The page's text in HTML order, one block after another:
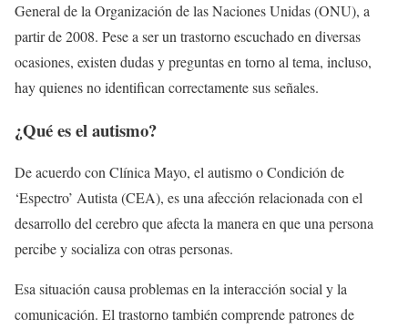
General de la Organización de las Naciones Unidas (ONU), a
partir de 2008. Pese a ser un trastorno escuchado en diversas
ocasiones, existen dudas y preguntas en torno al tema, incluso,
hay quienes no identifican correctamente sus señales.
¿Qué es el autismo?
De acuerdo con Clínica Mayo, el autismo o Condición de
‘Espectro’ Autista (CEA), es una afección relacionada con el
desarrollo del cerebro que afecta la manera en que una persona
percibe y socializa con otras personas.
Esa situación causa problemas en la interacción social y la
comunicación. El trastorno también comprende patrones de